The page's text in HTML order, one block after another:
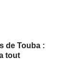
de Touba :
tout